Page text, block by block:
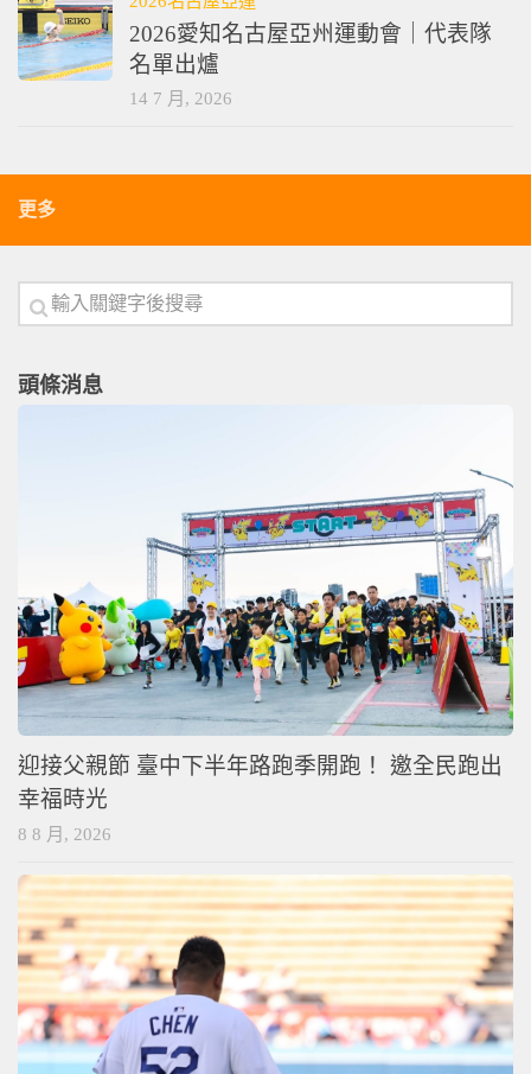
2026愛知名古屋亞州運動會｜代表隊
名單出爐
14 7 月, 2026
更多
頭條消息
迎接父親節 臺中下半年路跑季開跑！ 邀全民跑出
幸福時光
8 8 月, 2026